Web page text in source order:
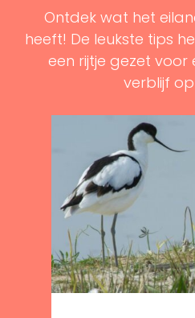
Ontdek wat het
heeft! De leukste tips
een rijtje gezet voor
verblijf op